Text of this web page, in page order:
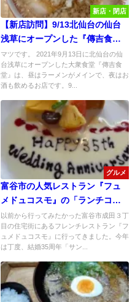
新店・閉店
【新店訪問】9/13北仙台の仙台
浅草にオープンした『傳吉食
堂』でのちょい吞みとラーメン
が素敵だった！
マツです。 2021年9月13日に北仙台の仙
台浅草にオープンした大衆食堂『傳吉食
堂』は、昼はラーメンがメインで、夜はお
酒も飲めるお店です。9...
グルメ
富谷市の人気レストラン『フュ
メドュコスモ』の「ランチコー
ス」で結婚３５周年をお祝い！
以前から行ってみたかった富谷市成田３丁
目の住宅街にあるフレンチレストラン『フ
ュメドュコスモ』に行ってきました。今年
は丁度、結婚35周年「サン...